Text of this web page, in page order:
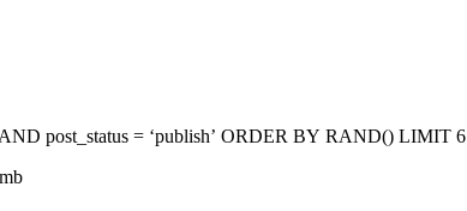
SELECT * FROM $wpdb->posts WHERE post_type = ‘post’ AND post_status = ‘publish’ ORDER BY RAND() LIMIT 6